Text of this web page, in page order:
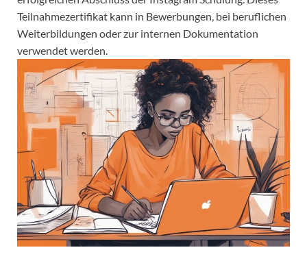
Teilnahmezertifikat kann in Bewerbungen, bei beruflichen
Weiterbildungen oder zur internen Dokumentation
verwendet werden.